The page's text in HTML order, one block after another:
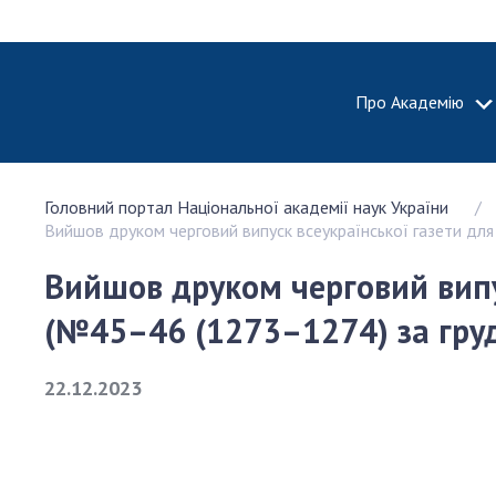
Про Академію
Про
Історія
100-
Головний портал Національної академії наук України
Вийшов друком черговий випуск всеукраїнської газети
Вийшов друком черговий
(№45–46 (1273–1274) за
22.12.2023